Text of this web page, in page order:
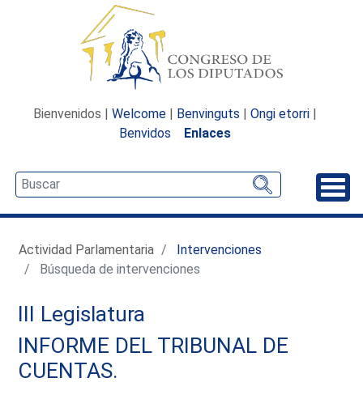
Bienvenidos | Welcome | Benvinguts | Ongi etorri |
Benvidos
Enlaces
Actividad Parlamentaria
Intervenciones
Búsqueda de intervenciones
III Legislatura
INFORME DEL TRIBUNAL DE
CUENTAS.